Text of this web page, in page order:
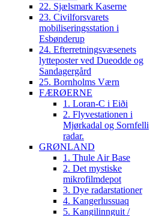
22. Sjælsmark Kaserne
23. Civilforsvarets
mobiliseringsstation i
Esbønderup
24. Efterretningsvæsenets
lytteposter ved Dueodde og
Sandagergård
25. Bornholms Værn
FÆRØERNE
1. Loran-C i Eiði
2. Flyvestationen i
Mjørkadal og Sornfelli
radar.
GRØNLAND
1. Thule Air Base
2. Det mystiske
mikrofilmdepot
3. Dye radarstationer
4. Kangerlussuaq
5. Kangilinnguit /